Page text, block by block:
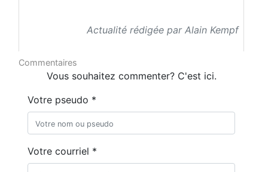
Actualité rédigée par Alain Kempf
Commentaires
Vous souhaitez commenter? C'est ici.
Votre pseudo *
Votre courriel *